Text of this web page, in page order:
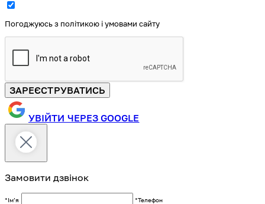
Погоджуюсь з політикою і умовами сайту
ЗАРЕЄСТРУВАТИСЬ
УВІЙТИ ЧЕРЕЗ GOOGLE
Замовити дзвінок
*Імʼя *Телефон